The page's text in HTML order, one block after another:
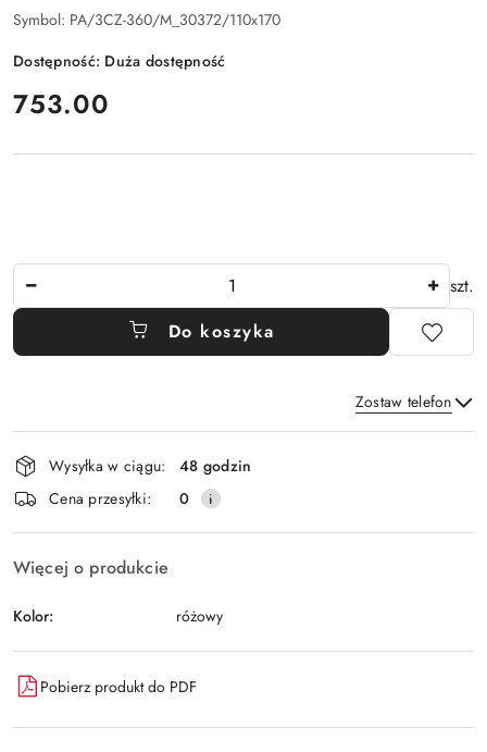
Symbol: PA/3CZ-360/M_30372/110x170
Dostępność: Duża dostępność
cena:
753.00
szt.
Do koszyka
Zostaw telefon
Wyślij
Dostępność
i
dostawa
Wysyłka w ciągu:
48 godzin
Cena przesyłki:
0
Więcej o produkcie
Kolor: różowy
Pobierz produkt do PDF